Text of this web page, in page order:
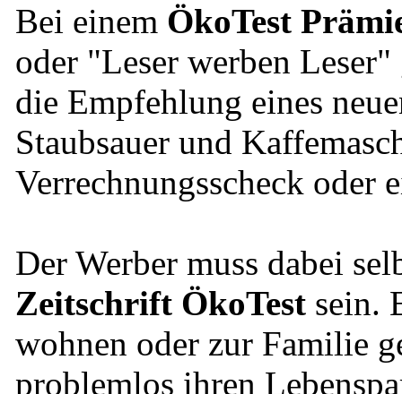
Bei einem ÖkoTest
oder "Leser werben
die Empfehlung eines
Staubsauer und
Verrechnungsscheck oder
Der Werber muss dabei
Zeitschrift ÖkoTest sein.
wohnen oder zur Familie
problemlos ihren